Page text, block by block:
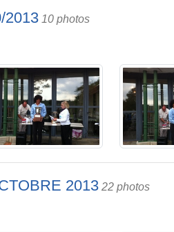
2013 10 photos
2013 22 photos